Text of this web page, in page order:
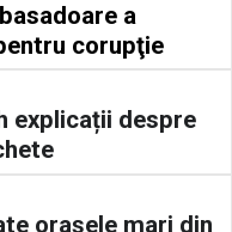
a
corupţie
explicații despre
orașele mari din